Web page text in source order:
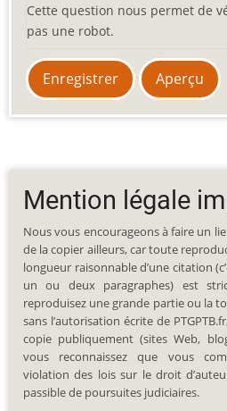
Cette question nous permet de
pas une robot.
Mention légale
Nous vous encourageons à faire un
de la copier ailleurs, car toute
longueur raisonnable d’une citation
un ou deux paragraphes) est
reproduisez une grande partie ou la
sans l’autorisation écrite de
copie publiquement (sites Web,
vous reconnaissez que vous
violation des lois sur le droit
passible de poursuites judiciaires.